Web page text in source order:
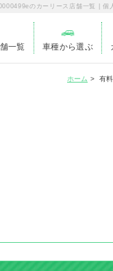
のカーリース店舗一覧 | 個
一覧 車種から選ぶ
ホーム 有